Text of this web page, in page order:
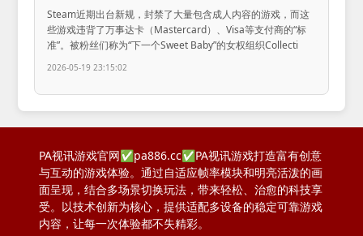
Steam近期出台新规，封禁了大量包含成人内容的游戏，而这
些游戏违背了万事达卡（Mastercard）、Visa等支付商的“标
准”。被粉丝们称为“下一个Sweet Baby”的女权组织Collecti
2026-05-19 23:15:02
PA视讯游戏官网✅pa886.cc✅PA视讯游戏打造富有创意
与互动的游戏体验。通过自适应帧率模块和明亮活泼的画
面呈现，结合多场景切换玩法，带来轻松、治愈的科技享
受。以技术创新为核心，提供适配多设备的稳定可靠游戏
内容，让每一次体验都不失精彩。